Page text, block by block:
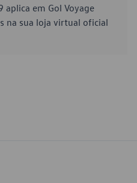
em Gol Voyage
na sua loja virtual oficial